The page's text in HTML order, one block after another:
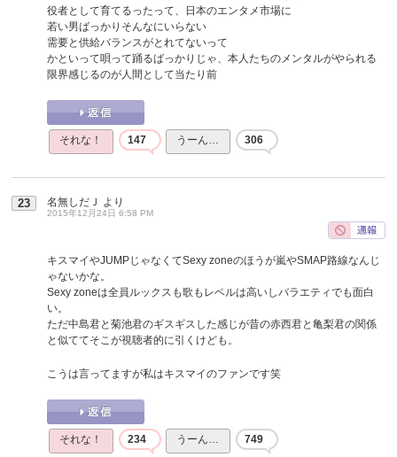
役者として育てるったって、日本のエンタメ市場に
若い男ばっかりそんなにいらない
需要と供給バランスがとれてないって
かといって唄って踊るばっかりじゃ、本人たちのメンタルがやられる
限界感じるのが人間として当たり前
それな！ 147 うーん… 306
23 名無しだＪ より
2015年12月24日 6:58 PM
キスマイやJUMPじゃなくてSexy zoneのほうが嵐やSMAP路線なんじ
ゃないかな。
Sexy zoneは全員ルックスも歌もレベルは高いしバラエティでも面白
い。
ただ中島君と菊池君のギスギスした感じが昔の赤西君と亀梨君の関係
と似ててそこが視聴者的に引くけども。
こうは言ってますが私はキスマイのファンです笑
それな！ 234 うーん… 749